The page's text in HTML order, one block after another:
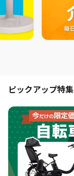
ピックアップ特集